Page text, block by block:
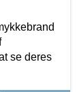
se deres